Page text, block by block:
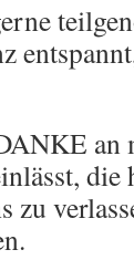
an
die
zu